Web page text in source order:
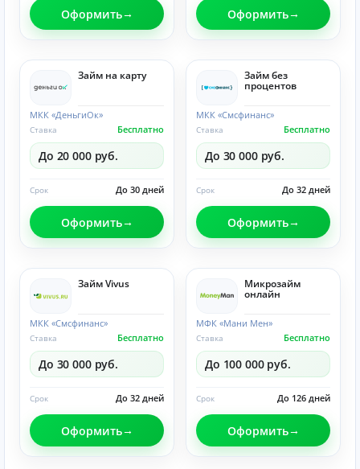
Оформить Оформить
Займ на карту
МКК «ДеньгиОк»
Бесплатно
Ставка
До 20 000 руб.
До 30 дней
Срок
Оформить
Займ без
процентов
МКК «Смсфинанс»
Бесплатно
Ставка
До 30 000 руб.
До 32 дней
Срок
Оформить
Займ Vivus
МКК «Смсфинанс»
Бесплатно
Ставка
До 30 000 руб.
До 32 дней
Срок
Оформить
Микрозайм
онлайн
МФК «Мани Мен»
Бесплатно
Ставка
До 100 000 руб.
До 126 дней
Срок
Оформить